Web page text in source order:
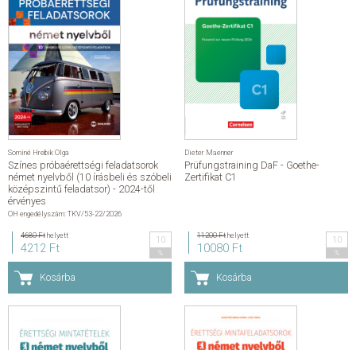
Sominé Hrebik Olga
Színes próbaérettségi feladatsorok
német nyelvből (10 írásbeli és szóbeli
középszintű feladatsor) - 2024-től
érvényes
OH engedélyszám: TKV/53-22/2026
4680 Fthelyett
4212 Ft
10
Kosárba
Dieter Maenner
Prüfungstraining DaF - Goethe-
Zertifikat C1
11200 Fthelyett
10080 Ft
10
Kosárba